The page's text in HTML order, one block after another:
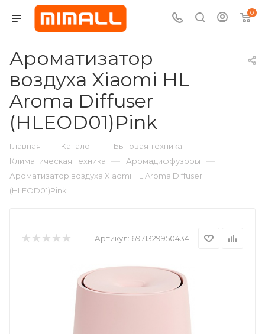
0
Ароматизатор
воздуха Xiaomi HL
Aroma Diffuser
(HLEOD01)Pink
Главная — Каталог — Бытовая техника —
Климатическая техника — Аромадиффузоры —
Ароматизатор воздуха Xiaomi HL Aroma Diffuser
(HLEOD01)Pink
Артикул: 6971329950434